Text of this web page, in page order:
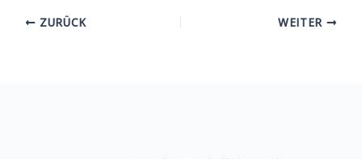
ZURÜCK WEITER